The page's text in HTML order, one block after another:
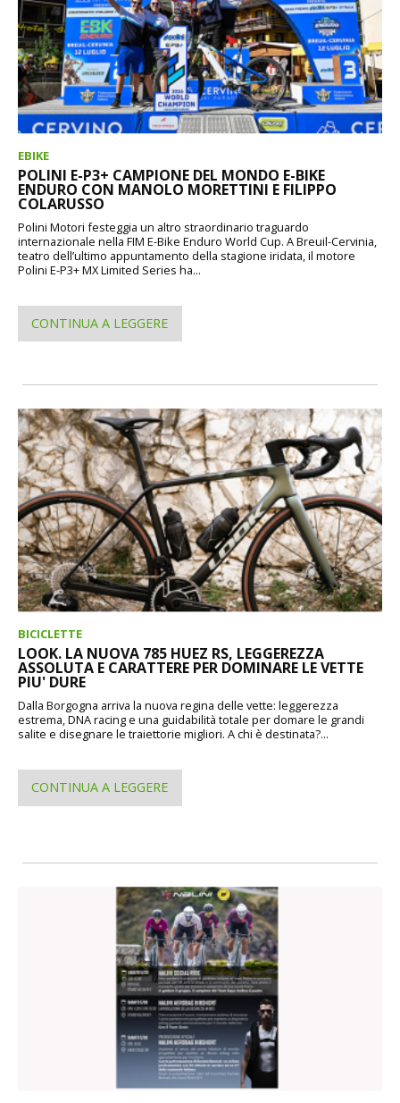
EBIKE
POLINI E-P3+ CAMPIONE DEL MONDO E-BIKE
ENDURO CON MANOLO MORETTINI E FILIPPO
COLARUSSO
Polini Motori festeggia un altro straordinario traguardo
internazionale nella FIM E-Bike Enduro World Cup. A Breuil-Cervinia,
teatro dell’ultimo appuntamento della stagione iridata, il motore
Polini E-P3+ MX Limited Series ha...
CONTINUA A LEGGERE
BICICLETTE
LOOK. LA NUOVA 785 HUEZ RS, LEGGEREZZA
ASSOLUTA E CARATTERE PER DOMINARE LE VETTE
PIU' DURE
Dalla Borgogna arriva la nuova regina delle vette: leggerezza
estrema, DNA racing e una guidabilità totale per domare le grandi
salite e disegnare le traiettorie migliori. A chi è destinata?...
CONTINUA A LEGGERE